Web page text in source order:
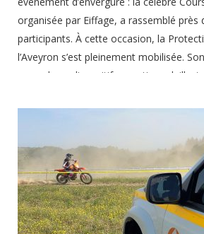
organisée par Eiffage, a rassemblé près
participants. À cette occasion, la
l’Aveyron s’est pleinement mobilisée.
cœur de ce dispositif exceptionnel,
événements sportifs du département.
prévisionnel de secours d’une ampleur
nombre, la Protection Civile a déployé
Prévisionnel de Secours (DPS) renforcé.
Deux postes médicaux avancés pour
30 septembre 2024